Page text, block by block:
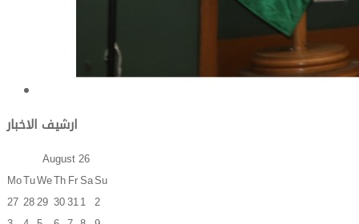
ارشيف الاخبار
August26
MoTuWeThFrSaSu
27 2829 30311 2